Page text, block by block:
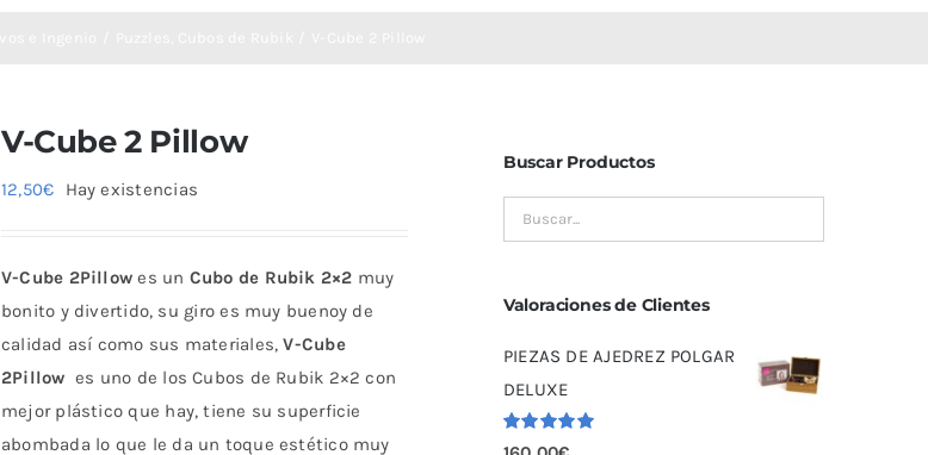
V-Cube 2 Pillow
12,50€ Hay existencias
V-Cube 2Pillow es un Cubo de Rubik 2×2 muy
bonito y divertido, su giro es muy buenoy de
calidad así como sus materiales,V-Cube
2Pillow es uno de los Cubos de Rubik 2×2 con
mejor plástico que hay, tiene su superficie
abombada lo que le da un toque estético muy
Buscar Productos
Valoraciones de Clientes
PIEZAS DE AJEDREZ POLGAR
DELUXE
Valorado